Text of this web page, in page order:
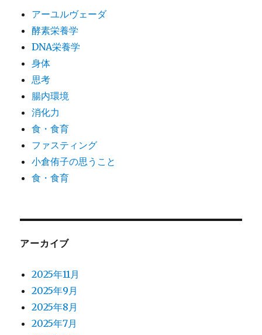
アーユルヴェーダ
酵素栄養学
DNA栄養学
身体
思考
腸内環境
消化力
食・食育
ファスティング
小倉侑子の思うこと
食・食育
アーカイブ
2025年11月
2025年9月
2025年8月
2025年7月